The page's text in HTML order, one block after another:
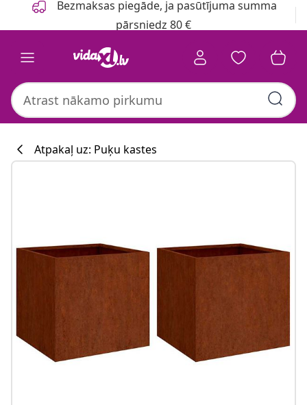
Bezmaksas piegāde, ja pasūtījuma summa
pārsniedz 80 €
Atpakaļ uz: Puķu kastes